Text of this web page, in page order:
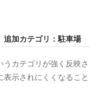
加カテゴリ：駐車場
カテゴリが強く反映さ
示されにくくなること